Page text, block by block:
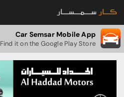
Car Semsar Mobile App
Find it on the Google Play Store.